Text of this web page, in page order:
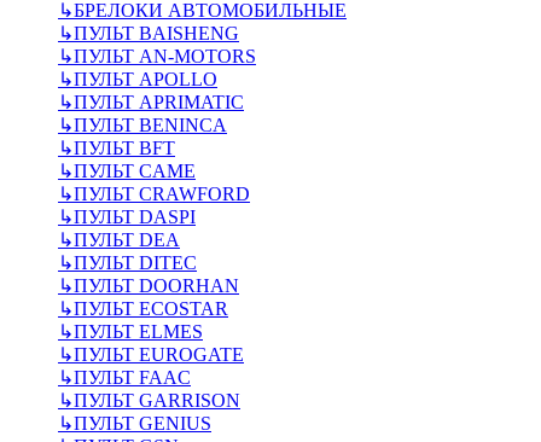
↳БРЕЛОКИ АВТОМОБИЛЬНЫЕ
↳ПУЛЬТ BAISHENG
↳ПУЛЬТ AN-MOTORS
↳ПУЛЬТ APOLLO
↳ПУЛЬТ APRIMATIC
↳ПУЛЬТ BENINCA
↳ПУЛЬТ BFT
↳ПУЛЬТ CAME
↳ПУЛЬТ CRAWFORD
↳ПУЛЬТ DASPI
↳ПУЛЬТ DEA
↳ПУЛЬТ DITEC
↳ПУЛЬТ DOORHAN
↳ПУЛЬТ ECOSTAR
↳ПУЛЬТ ELMES
↳ПУЛЬТ EUROGATE
↳ПУЛЬТ FAAC
↳ПУЛЬТ GARRISON
↳ПУЛЬТ GENIUS